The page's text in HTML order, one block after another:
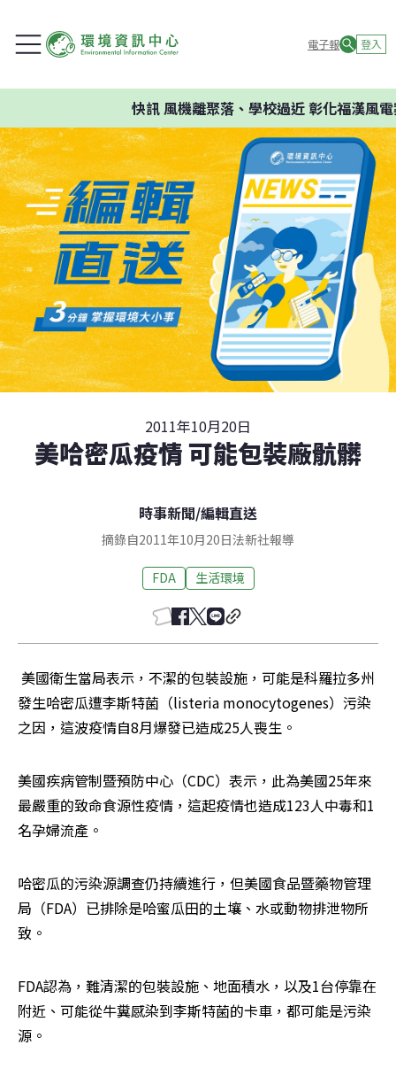
電子報 登入
快訊風機離聚落、學校過近 彰化福漢風電
2011年10月20日
美哈密瓜疫情 可能包裝廠骯髒
時事新聞/編輯直送
摘錄自2011年10月20日法新社報導
FDA 生活環境
美國衛生當局表示，不潔的包裝設施，可能是科羅拉多州
發生哈密瓜遭李斯特菌（listeria monocytogenes）污染
之因，這波疫情自8月爆發已造成25人喪生。
美國疾病管制暨預防中心（CDC）表示，此為美國25年來
最嚴重的致命食源性疫情，這起疫情也造成123人中毒和1
名孕婦流產。
哈密瓜的污染源調查仍持續進行，但美國食品暨藥物管理
局（FDA）已排除是哈蜜瓜田的土壤、水或動物排泄物所
致。
FDA認為，難清潔的包裝設施、地面積水，以及1台停靠在
附近、可能從牛糞感染到李斯特菌的卡車，都可能是污染
源。